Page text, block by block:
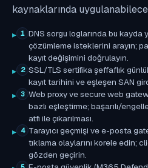
kaynaklarında
1 DNS sorgu loglarında bu
çözümleme isteklerini arayın;
kayıt değişimini doğrulayın.
2 SSL/TLS sertifika şeffaflık
kayıt tarihini ve eşleşen SAN
3 Web proxy ve secure web
bazlı eşleştirme; başarılı/
atfı ile çıkarılması.
4 Tarayıcı geçmişi ve e-posta
tıklama olaylarını korele edin;
gözden geçirin.